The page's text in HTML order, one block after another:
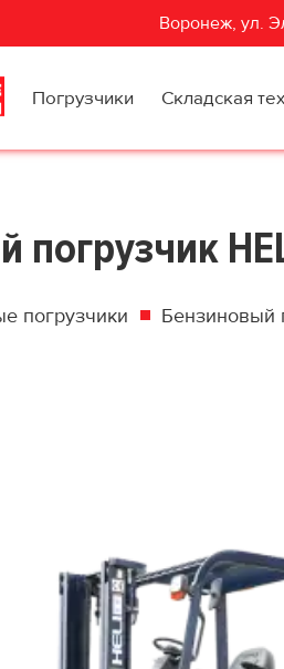
Воронеж, ул.
Погрузчики Складская
погрузчики Бензиновый